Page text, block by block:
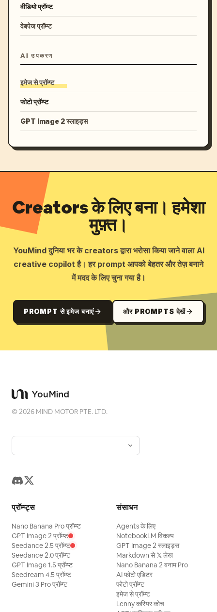
वीडियो प्रॉम्प्ट
वेबपेज प्रॉम्प्ट
AI उपकरण
इमेज से प्रॉम्प्ट
फोटो प्रॉम्प्ट
GPT Image 2 स्लाइड्स
Creators के लिए बना। हमेशा
मुफ़्त।
YouMind दुनिया भर के creators द्वारा भरोसा किया जाने वाला AI
creative copilot है। हर prompt आपको बेहतर और तेज़ बनाने
में मदद के लिए चुना गया है।
PROMPT से इमेज बनाएं और PROMPTS देखें
©2026 MIND MOTOR PTE. LTD.
प्रॉम्प्ट्स
Nano Banana Pro प्रॉम्प्ट
GPT Image 2 प्रॉम्प्ट
Seedance 2.5 प्रॉम्प्ट
Seedance 2.0 प्रॉम्प्ट
GPT Image 1.5 प्रॉम्प्ट
Seedream 4.5 प्रॉम्प्ट
Gemini 3 Pro प्रॉम्प्ट
संसाधन
Agents के लिए
NotebookLM विकल्प
GPT Image 2 स्लाइड्स
Markdown से 𝕏 लेख
Nano Banana 2 बनाम Pro
AI फोटो एडिटर
फोटो प्रॉम्प्ट
इमेज से प्रॉम्प्ट
Lenny करियर कोच